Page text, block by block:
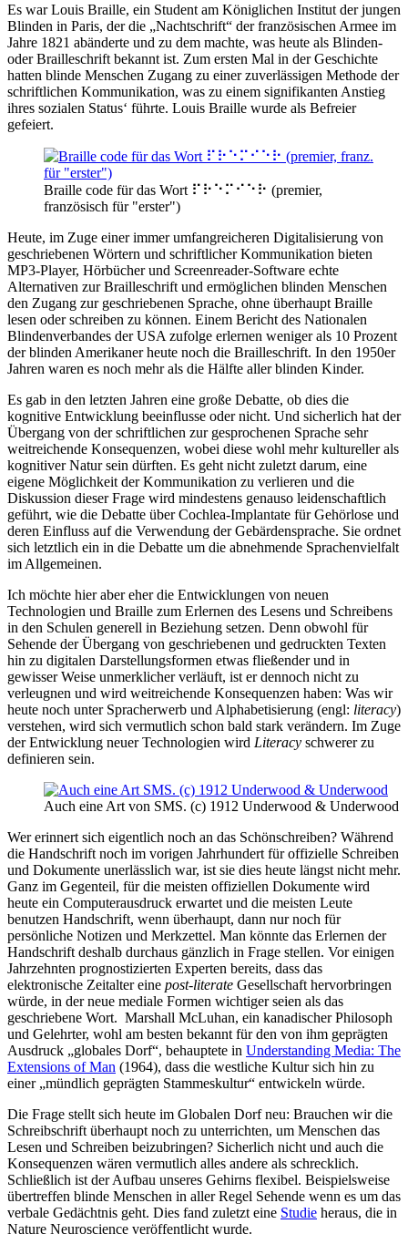
Es war Louis Braille, ein Student am Königlichen Institut der jungen
Blinden in Paris, der die „Nachtschrift“ der französischen Armee im
Jahre 1821 abänderte und zu dem machte, was heute als Blinden-
oder Brailleschrift bekannt ist. Zum ersten Mal in der Geschichte
hatten blinde Menschen Zugang zu einer zuverlässigen Methode der
schriftlichen Kommunikation, was zu einem signifikanten Anstieg
ihres sozialen Status‘ führte. Louis Braille wurde als Befreier
gefeiert.
Braille code für das Wort ⠏⠗⠑⠍⠊⠑⠗ (premier,
französisch für "erster")
Heute, im Zuge einer immer umfangreicheren Digitalisierung von
geschriebenen Wörtern und schriftlicher Kommunikation bieten
MP3-Player, Hörbücher und Screenreader-Software echte
Alternativen zur Brailleschrift und ermöglichen blinden Menschen
den Zugang zur geschriebenen Sprache, ohne überhaupt Braille
lesen oder schreiben zu können. Einem Bericht des Nationalen
Blindenverbandes der USA zufolge erlernen weniger als 10 Prozent
der blinden Amerikaner heute noch die Brailleschrift. In den 1950er
Jahren waren es noch mehr als die Hälfte aller blinden Kinder.
Es gab in den letzten Jahren eine große Debatte, ob dies die
kognitive Entwicklung beeinflusse oder nicht. Und sicherlich hat der
Übergang von der schriftlichen zur gesprochenen Sprache sehr
weitreichende Konsequenzen, wobei diese wohl mehr kultureller als
kognitiver Natur sein dürften. Es geht nicht zuletzt darum, eine
eigene Möglichkeit der Kommunikation zu verlieren und die
Diskussion dieser Frage wird mindestens genauso leidenschaftlich
geführt, wie die Debatte über Cochlea-Implantate für Gehörlose und
deren Einfluss auf die Verwendung der Gebärdensprache. Sie ordnet
sich letztlich ein in die Debatte um die abnehmende Sprachenvielfalt
im Allgemeinen.
Ich möchte hier aber eher die Entwicklungen von neuen
Technologien und Braille zum Erlernen des Lesens und Schreibens
in den Schulen generell in Beziehung setzen. Denn obwohl für
Sehende der Übergang von geschriebenen und gedruckten Texten
hin zu digitalen Darstellungsformen etwas fließender und in
gewisser Weise unmerklicher verläuft, ist er dennoch nicht zu
verleugnen und wird weitreichende Konsequenzen haben: Was wir
heute noch unter Spracherwerb und Alphabetisierung (engl: literacy)
verstehen, wird sich vermutlich schon bald stark verändern. Im Zuge
der Entwicklung neuer Technologien wird Literacy schwerer zu
definieren sein.
Auch eine Art von SMS. (c) 1912 Underwood & Underwood
Wer erinnert sich eigentlich noch an das Schönschreiben? Während
die Handschrift noch im vorigen Jahrhundert für offizielle Schreiben
und Dokumente unerlässlich war, ist sie dies heute längst nicht mehr.
Ganz im Gegenteil, für die meisten offiziellen Dokumente wird
heute ein Computerausdruck erwartet und die meisten Leute
benutzen Handschrift, wenn überhaupt, dann nur noch für
persönliche Notizen und Merkzettel. Man könnte das Erlernen der
Handschrift deshalb durchaus gänzlich in Frage stellen. Vor einigen
Jahrzehnten prognostizierten Experten bereits, dass das
elektronische Zeitalter eine post-literate Gesellschaft hervorbringen
würde, in der neue mediale Formen wichtiger seien als das
geschriebene Wort. Marshall McLuhan, ein kanadischer Philosoph
und Gelehrter, wohl am besten bekannt für den von ihm geprägten
Ausdruck „globales Dorf“, behauptete in Understanding Media: The
Extensions of Man (1964), dass die westliche Kultur sich hin zu
einer „mündlich geprägten Stammeskultur“ entwickeln würde.
Die Frage stellt sich heute im Globalen Dorf neu: Brauchen wir die
Schreibschrift überhaupt noch zu unterrichten, um Menschen das
Lesen und Schreiben beizubringen? Sicherlich nicht und auch die
Konsequenzen wären vermutlich alles andere als schrecklich.
Schließlich ist der Aufbau unseres Gehirns flexibel. Beispielsweise
übertreffen blinde Menschen in aller Regel Sehende wenn es um das
verbale Gedächtnis geht. Dies fand zuletzt eine Studie heraus, die in
Nature Neuroscience veröffentlicht wurde.